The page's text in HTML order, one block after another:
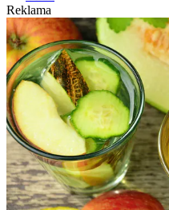
Reklama